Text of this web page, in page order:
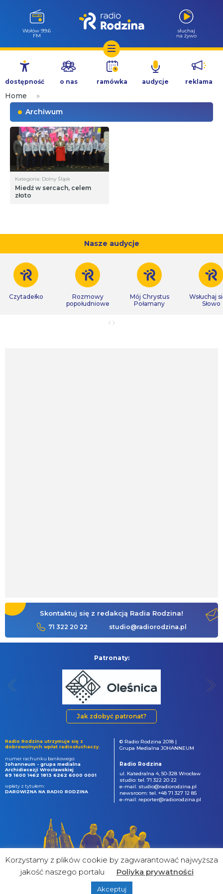
Przejdź
treści
Wołów 99.6
FM
słuchaj
na żywo
dostępność o nas ramówka audycje reklama
Home
»
Archiwum
Kategoria: Dolny Śląsk
Miedź w sercach, celem
złoto
Nasze audycje
Czytadełko
Rozmowy
popołudniowe
Mój Chrystus
Połamany
Wsłuchaj
Słowo
Skontaktuj się z redakcją Radia Rodzina!
71 322 20 22 studio@radiorodzina.pl
Patronaty:
Jak zdobyć patronat?
Radio Rodzina utrzymuje się z
dobrowolnych wpłat radiosłuchaczy.
numer rachunku bankowego:
Johanneum - grupa medialna
Archidiecezji Wrocławskiej
69 1600 1462 1813 6262 6000 0001
wpłaty z tytułem:
DAROWIZNA NA RADIO RODZINA
© Radio Rodzina 2018 |
Grupa Medialna JOHANNEUM
Radio Rodzina
ul. Katedralna 4, 50-328 Wrocław
studio: tel. 71 322 20 22
e-mail: studio@radiorodzina.pl
newsroom: tel. +48 71 327 12 85
e-mail: reporter@radiorodzina.pl
&
Korzystamy z plików cookie by zagwarantować najwyższa
jakość naszego portalu
Poliyka prywatności
Akceptuj